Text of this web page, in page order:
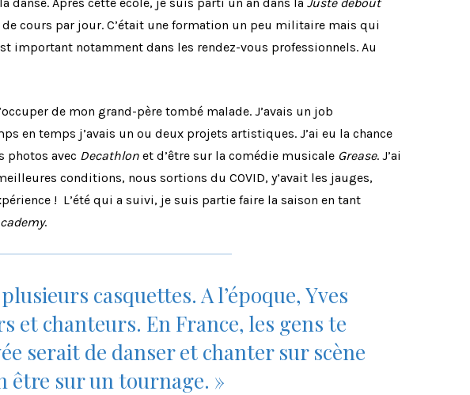
de cours par jour. C’était une formation un peu militaire mais qui
important notamment dans les rendez-vous professionnels. Au
de mon grand-père tombé malade. J’avais un job
en temps j’avais un ou deux projets artistiques. J’ai eu la chance
photos avec Decathlon et d’être sur la comédie musicale Grease. J’ai
conditions, nous sortions du COVID, y’avait les jauges,
! L’été qui a suivi, je suis partie faire la saison en tant
.
casquettes. A l’époque, Yves
et chanteurs. En France, les gens te
serait de danser et chanter sur scène
être sur un tournage. »